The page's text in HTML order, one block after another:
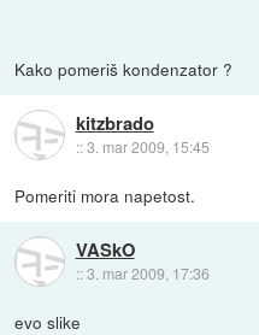
Kako pomeriš kondenzator ?
kitzbrado
::3. mar 2009, 15:45
Pomeriti mora napetost.
VASkO
::3. mar 2009, 17:36
evo slike